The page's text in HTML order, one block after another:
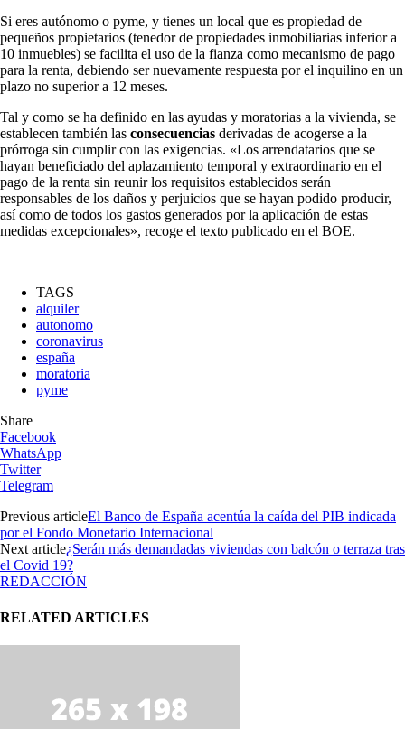
Si eres autónomo o pyme, y tienes un local que es propiedad de
pequeños propietarios (tenedor de propiedades inmobiliarias inferior a
10 inmuebles) se facilita el uso de la fianza como mecanismo de pago
para la renta, debiendo ser nuevamente respuesta por el inquilino en un
plazo no superior a 12 meses.
Tal y como se ha definido en las ayudas y moratorias a la vivienda, se
establecen también las consecuencias derivadas de acogerse a la
prórroga sin cumplir con las exigencias. «Los arrendatarios que se
hayan beneficiado del aplazamiento temporal y extraordinario en el
pago de la renta sin reunir los requisitos establecidos serán
responsables de los daños y perjuicios que se hayan podido producir,
así como de todos los gastos generados por la aplicación de estas
medidas excepcionales», recoge el texto publicado en el BOE.
TAGS
alquiler
autonomo
coronavirus
españa
moratoria
pyme
Share
Facebook
WhatsApp
Twitter
Telegram
Previous articleEl Banco de España acentúa la caída del PIB indicada
por el Fondo Monetario Internacional
Next article¿Serán más demandadas viviendas con balcón o terraza tras
el Covid 19?
REDACCIÓN
RELATED ARTICLES